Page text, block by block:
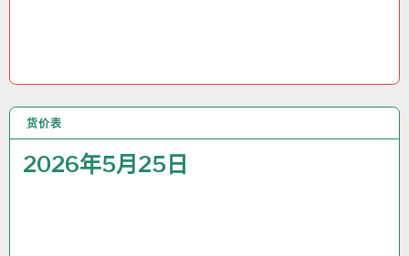
货价表
2026年5月25日
25 5月 2026